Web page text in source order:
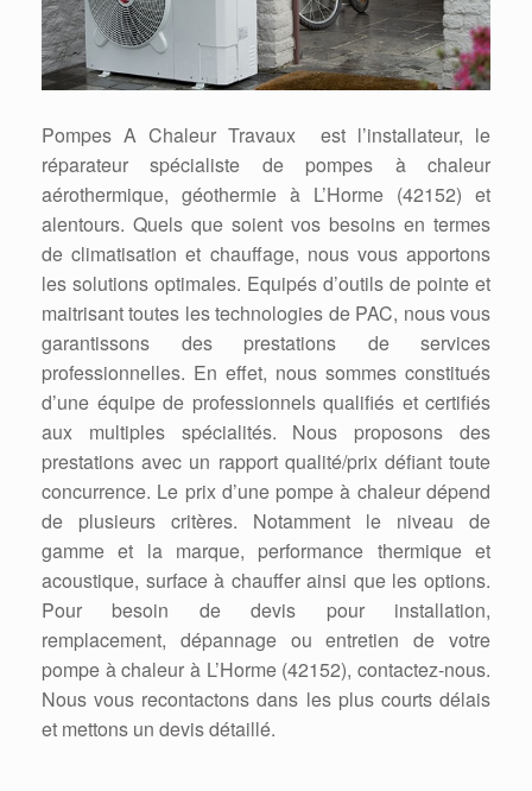
Pompes A Chaleur Travaux est l’installateur, le
réparateur spécialiste de pompes à chaleur
aérothermique, géothermie à L’Horme (42152) et
alentours. Quels que soient vos besoins en termes
de climatisation et chauffage, nous vous apportons
les solutions optimales. Equipés d’outils de pointe et
maitrisant toutes les technologies de PAC, nous vous
garantissons des prestations de services
professionnelles. En effet, nous sommes constitués
d’une équipe de professionnels qualifiés et certifiés
aux multiples spécialités. Nous proposons des
prestations avec un rapport qualité/prix défiant toute
concurrence. Le prix d’une pompe à chaleur dépend
de plusieurs critères. Notamment le niveau de
gamme et la marque, performance thermique et
acoustique, surface à chauffer ainsi que les options.
Pour besoin de devis pour installation,
remplacement, dépannage ou entretien de votre
pompe à chaleur à L’Horme (42152), contactez-nous.
Nous vous recontactons dans les plus courts délais
et mettons un devis détaillé.